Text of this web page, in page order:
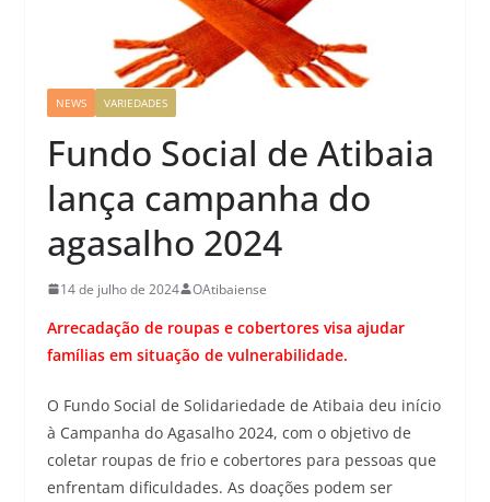
NEWS VARIEDADES
Fundo Social de Atibaia
lança campanha do
agasalho 2024
14 de julho de 2024 OAtibaiense
Arrecadação de roupas e cobertores visa ajudar
famílias em situação de vulnerabilidade.
O Fundo Social de Solidariedade de Atibaia deu início
à Campanha do Agasalho 2024, com o objetivo de
coletar roupas de frio e cobertores para pessoas que
enfrentam dificuldades. As doações podem ser